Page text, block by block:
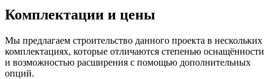
Комплектации и цены
Мы предлагаем строительство данного проекта в нескольких
комплектациях, которые отличаются степенью оснащённости
и возможностью расширения с помощью дополнительных
опций.